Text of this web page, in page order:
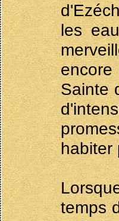
les
encore
Sainte
habiter
temps